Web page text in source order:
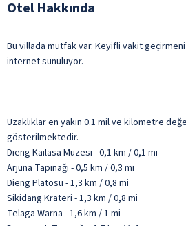
Otel Hakkında
Bu villada mutfak var. Keyifli vakit
internet sunuluyor.
Uzaklıklar en yakın 0.1 mil ve kilometre
gösterilmektedir.
Dieng Kailasa Müzesi - 0,1 km / 0,1 mi
Arjuna Tapınağı - 0,5 km / 0,3 mi
Dieng Platosu - 1,3 km / 0,8 mi
Sikidang Krateri - 1,3 km / 0,8 mi
Telaga Warna - 1,6 km / 1 mi